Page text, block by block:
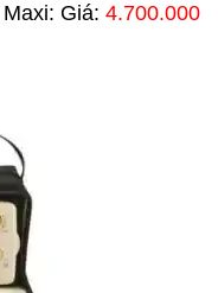
Giá: 4.700.000